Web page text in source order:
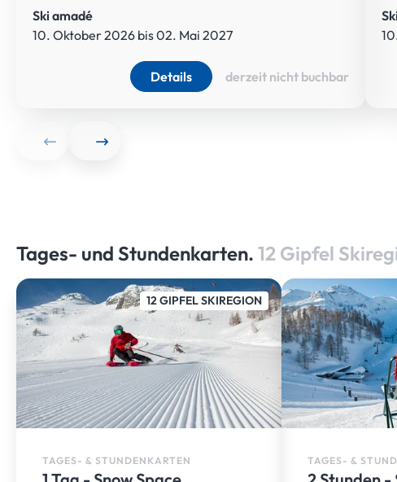
Ski amadé
10. Oktober 2026 bis 02. Mai 2027
Details derzeit nicht buchbar
Tages- und Stundenkarten. 12 Gipfel
12 GIPFEL SKIREGION
TAGES- & STUNDENKARTEN TAGES- &